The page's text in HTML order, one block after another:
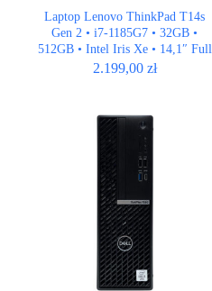
Laptop Lenovo ThinkPad T14s
Gen 2 • i7-1185G7 • 32GB •
512GB • Intel Iris Xe • 14,1″ Full
HD
2.199,00 zł